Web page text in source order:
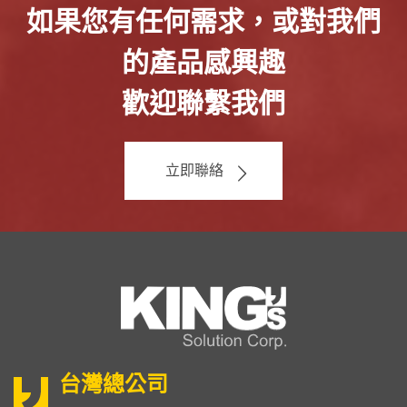
如果您有任何需求，或對我們
的產品感興趣
歡迎聯繫我們
立即聯絡
台灣總公司